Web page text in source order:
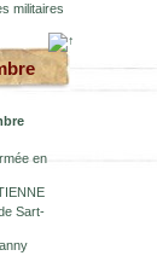
militaires
en
Sart-